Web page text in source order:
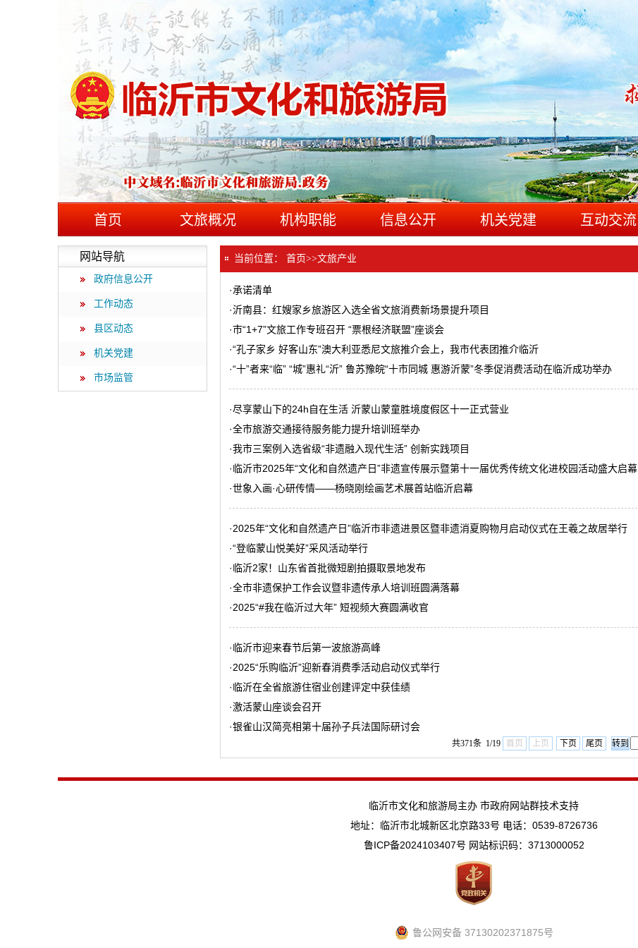
首页 文旅概况 机构职能 信息公开 机关党建 互动交流
网站导航
政府信息公开
工作动态
县区动态
机关党建
市场监管
当前位置： 首页>>文旅产业
·承诺清单
·沂南县：红嫂家乡旅游区入选全省文旅消费新场景提升项目
·市“1+7”文旅工作专班召开 “票根经济联盟”座谈会
·“孔子家乡 好客山东”澳大利亚悉尼文旅推介会上，我市代表团推介临沂
·“十”者来“临” “城”惠礼“沂” 鲁苏豫皖“十市同城 惠游沂蒙”冬季促消费活动在临沂成功举办
·尽享蒙山下的24h自在生活 沂蒙山蒙童胜境度假区十一正式营业
·全市旅游交通接待服务能力提升培训班举办
·我市三案例入选省级“非遗融入现代生活” 创新实践项目
·临沂市2025年“文化和自然遗产日”非遗宣传展示暨第十一届优秀传统文化进校园活动盛大启幕
·世象入画·心研传情——杨晓刚绘画艺术展首站临沂启幕
·2025年“文化和自然遗产日”临沂市非遗进景区暨非遗消夏购物月启动仪式在王羲之故居举行
·“登临蒙山悦美好”采风活动举行
·临沂2家！山东省首批微短剧拍摄取景地发布
·全市非遗保护工作会议暨非遗传承人培训班圆满落幕
·2025“#我在临沂过大年” 短视频大赛圆满收官
·临沂市迎来春节后第一波旅游高峰
·2025“乐购临沂”迎新春消费季活动启动仪式举行
·临沂在全省旅游住宿业创建评定中获佳绩
·激活蒙山座谈会召开
·银雀山汉简亮相第十届孙子兵法国际研讨会
共371条 1/19 首页 上页 下页 尾页
临沂市文化和旅游局主办 市政府网站群技术支持
地址：临沂市北城新区北京路33号 电话：0539-8726736
鲁ICP备2024103407号 网站标识码：3713000052
鲁公网安备 37130202371875号